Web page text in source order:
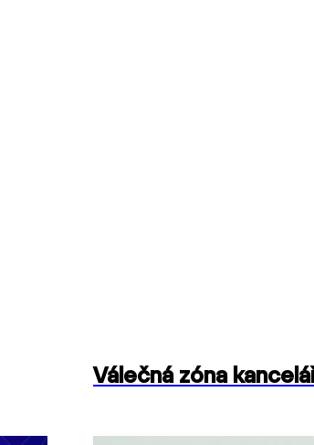
Válečná zóna